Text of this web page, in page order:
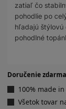
zatiaľ čo
pohodlie po
hľadajú štýlovú
pohodlné
Doručenie
100% made
Všetok tovar